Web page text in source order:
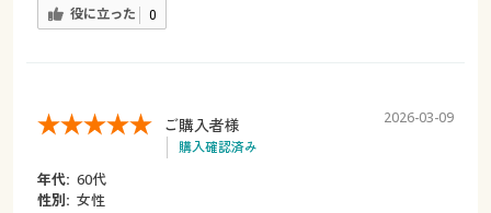
役に立った 0
ご購入者様
購入確認済み
2026-03-09
年代: 60代
性別: 女性